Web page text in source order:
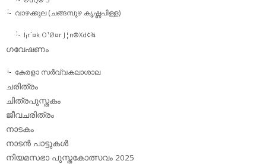
വാഴക്കുല (ചങ്ങമ്പുഴ കൃഷ്ണപിള്ള)
l¡r´¤k O¹Ø¤r J¦n®Xd¢¾
ഗവേഷണം
കേരളാ സര്‍വ്വകലാശാല
ചരിത്രം
ചിത്രപുസ്തകം
ജീവചരിത്രം
നാടകം
നാടന്‍ പാട്ടുകള്‍
നിയമസഭാ പുസ്തകോത്സവം 2025